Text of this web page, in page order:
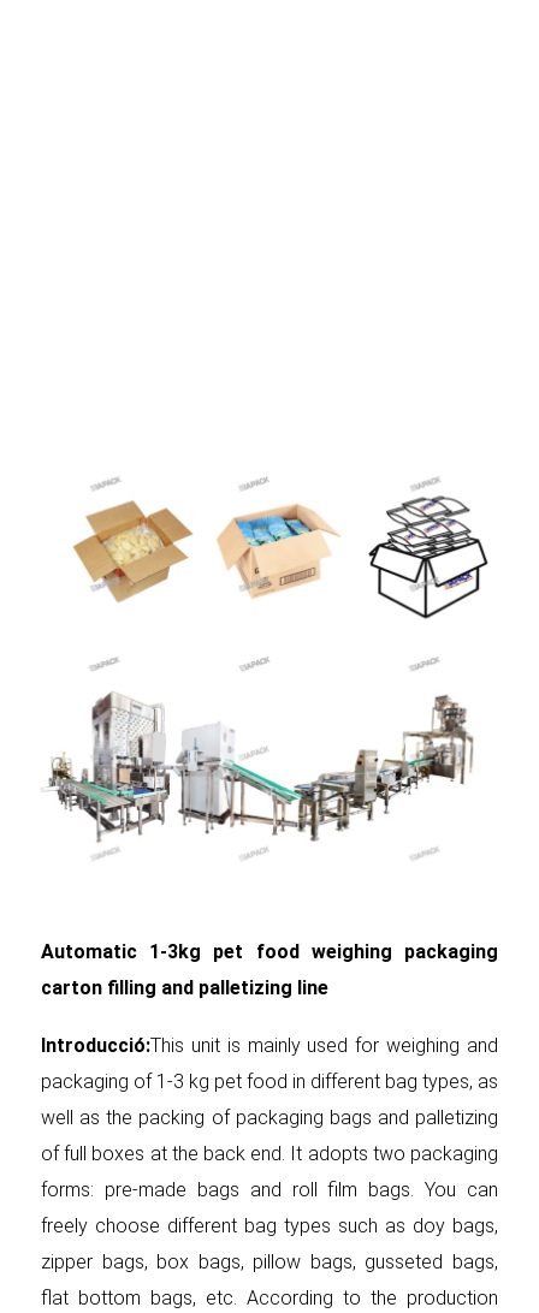
Automatic 1-3kg pet food weighing packaging
carton filling and palletizing line
Introducció:This unit is mainly used for weighing and
packaging of 1-3 kg pet food in different bag types, as
well as the packing of packaging bags and palletizing
of full boxes at the back end. It adopts two packaging
forms: pre-made bags and roll film bags. You can
freely choose different bag types such as doy bags,
zipper bags, box bags, pillow bags, gusseted bags,
flat bottom bags, etc. According to the production